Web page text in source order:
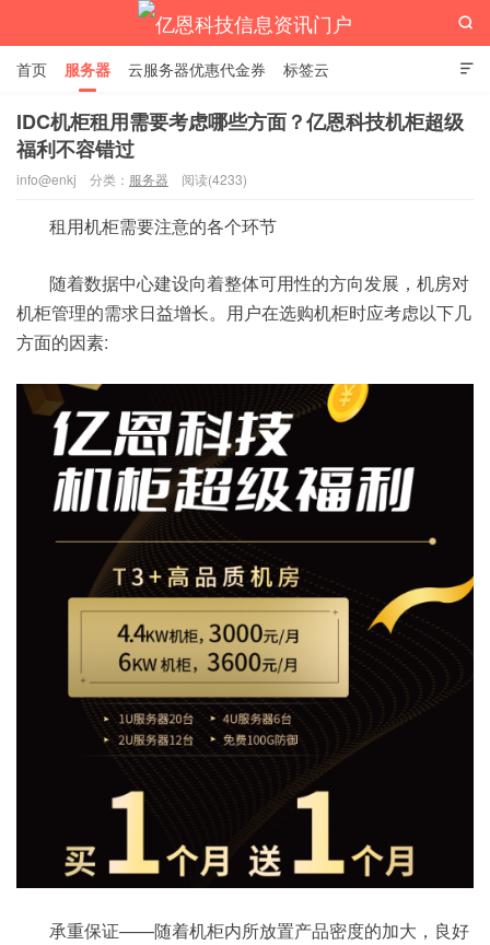
亿恩科技信息资讯门户

首页 服务器 云服务器优惠代金券 标签云

IDC机柜租用需要考虑哪些方面？亿恩科技机柜超级
福利不容错过
info@enkj 分类： 服务器 阅读(4233)
租用机柜需要注意的各个环节
随着数据中心建设向着整体可用性的方向发展，机房对
机柜管理的需求日益增长。用户在选购机柜时应考虑以下几
方面的因素:
承重保证——随着机柜内所放置产品密度的加大，良好